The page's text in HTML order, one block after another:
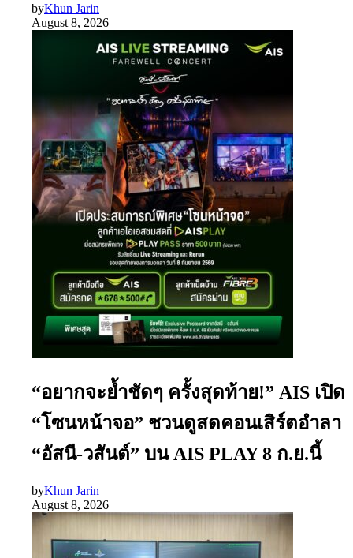
byKhun Jarin
August 8, 2026
“อยากจะย้ำชัดๆ ครั้งสุดท้าย!” AIS เปิด
“โซนหน้าจอ” ชวนดูสดคอนเสิร์ตอำลา
“อัสนี-วสันต์” บน AIS PLAY 8 ก.ย.นี้
byKhun Jarin
August 8, 2026